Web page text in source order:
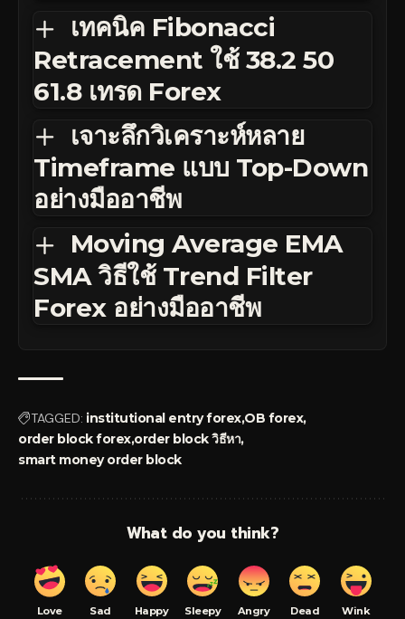
เทคนิค Fibonacci
Retracement ใช้ 38.2 50
61.8 เทรด Forex
เจาะลึกวิเคราะห์หลาย
Timeframe แบบ Top-Down
อย่างมืออาชีพ
Moving Average EMA
SMA วิธีใช้ Trend Filter
Forex อย่างมืออาชีพ
TAGGED: institutional entry forexOB forex
order block forexorder block วิธีหา
smart money order block
What do you think?
Love Sad Happy Sleepy Angry Dead Wink